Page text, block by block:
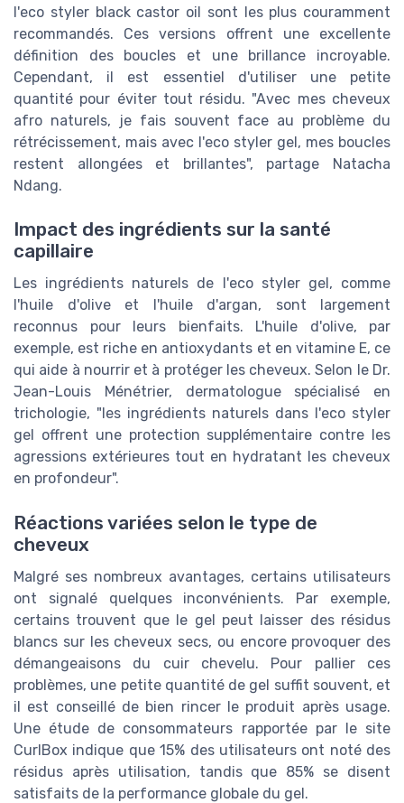
l'eco styler black castor oil sont les plus couramment
recommandés. Ces versions offrent une excellente
définition des boucles et une brillance incroyable.
Cependant, il est essentiel d'utiliser une petite
quantité pour éviter tout résidu. "Avec mes cheveux
afro naturels, je fais souvent face au problème du
rétrécissement, mais avec l'eco styler gel, mes boucles
restent allongées et brillantes", partage Natacha
Ndang.
Impact des ingrédients sur la santé
capillaire
Les ingrédients naturels de l'eco styler gel, comme
l'huile d'olive et l'huile d'argan, sont largement
reconnus pour leurs bienfaits. L'huile d'olive, par
exemple, est riche en antioxydants et en vitamine E, ce
qui aide à nourrir et à protéger les cheveux. Selon le Dr.
Jean-Louis Ménétrier, dermatologue spécialisé en
trichologie, "les ingrédients naturels dans l'eco styler
gel offrent une protection supplémentaire contre les
agressions extérieures tout en hydratant les cheveux
en profondeur".
Réactions variées selon le type de
cheveux
Malgré ses nombreux avantages, certains utilisateurs
ont signalé quelques inconvénients. Par exemple,
certains trouvent que le gel peut laisser des résidus
blancs sur les cheveux secs, ou encore provoquer des
démangeaisons du cuir chevelu. Pour pallier ces
problèmes, une petite quantité de gel suffit souvent, et
il est conseillé de bien rincer le produit après usage.
Une étude de consommateurs rapportée par le site
CurlBox indique que 15% des utilisateurs ont noté des
résidus après utilisation, tandis que 85% se disent
satisfaits de la performance globale du gel.